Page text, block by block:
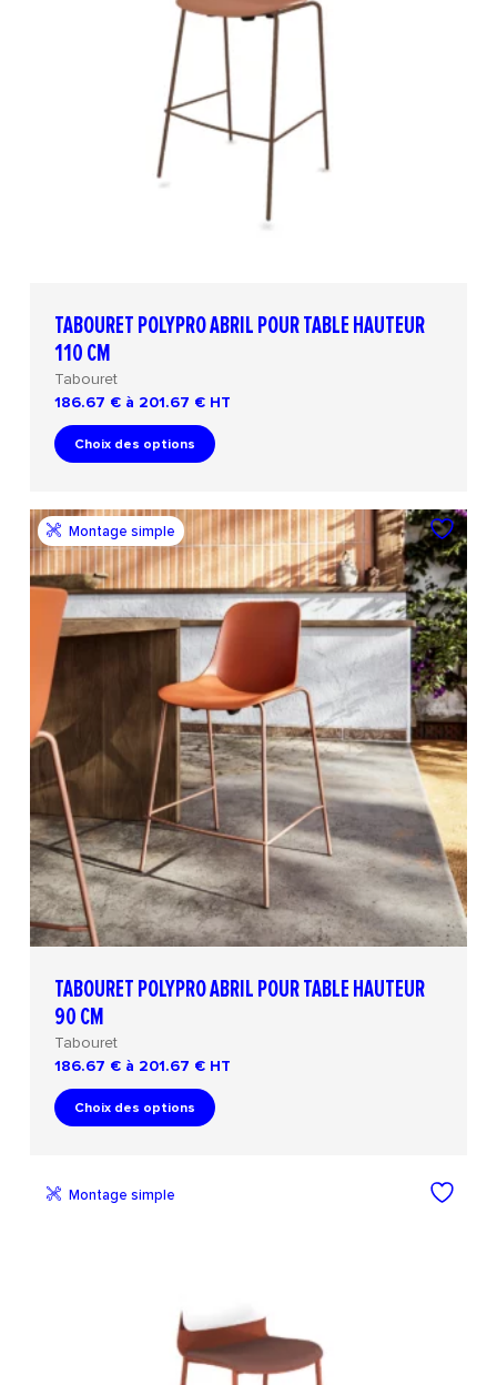
TABOURET POLYPRO ABRIL POUR TABLE HAUTEUR
110 CM
Tabouret
186.67 € à 201.67 € HT
Choix des options
TABOURET POLYPRO ABRIL POUR TABLE HAUTEUR
90 CM
Tabouret
186.67 € à 201.67 € HT
Choix des options
Montage simple
Montage simple